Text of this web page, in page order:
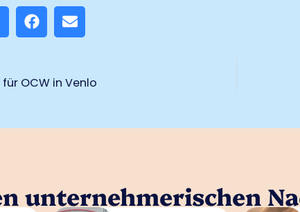
OCW in Venlo
unternehmerischen